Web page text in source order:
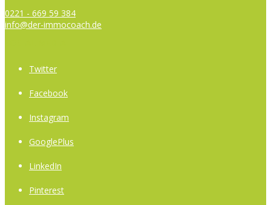
0221 - 669 59 384
info@der-immocoach.de
Twitter
Facebook
Instagram
GooglePlus
LinkedIn
Pinterest